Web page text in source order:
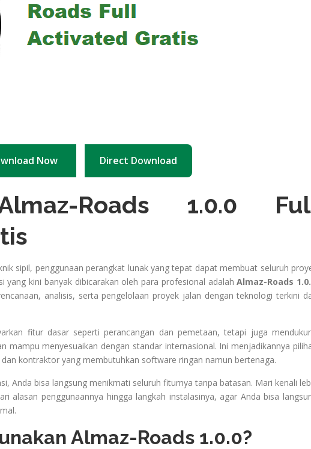
Now Direct Download
Roads 1.0.0
sipil, penggunaan perangkat lunak yang tepat dapat membuat seluruh
yang kini banyak dibicarakan oleh para profesional adalahAlmaz-Roads
analisis, serta pengelolaan proyek jalan dengan teknologi terkini
fitur dasar seperti perancangan dan pemetaan, tetapi juga
mampu menyesuaikan dengan standar internasional. Ini menjadikannya
kontraktor yang membutuhkan software ringan namun bertenaga.
Anda bisa langsung menikmati seluruh fiturnya tanpa batasan. Mari kenali
alasan penggunaannya hingga langkah instalasinya, agar Anda bisa
Almaz-Roads 1.0.0?